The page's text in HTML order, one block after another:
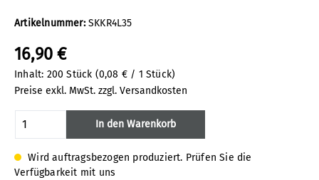
Artikelnummer:SKKR4L35
16,90 €
Inhalt: 200 Stück (0,08 € / 1 Stück)
Preise exkl. MwSt. zzgl. Versandkosten
Wird auftragsbezogen produziert. Prüfen Sie die
Verfügbarkeit mit uns
Produkt Anzahl: Gib den gewünschten
In den Warenkorb